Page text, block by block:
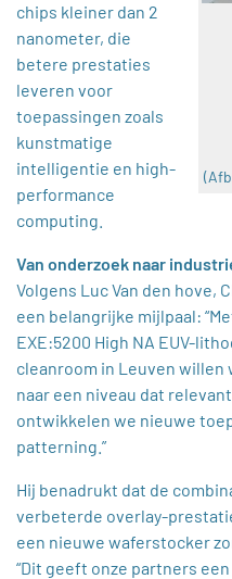
chips kleiner dan 2
nanometer, die
betere prestaties
leveren voor
toepassingen zoals
kunstmatige
intelligentie en high-
performance
computing.
Van onderzoek naar
Volgens Luc Van den hove,
een belangrijke mijlpaal:
EXE:5200 High NA EUV-
cleanroom in Leuven willen
naar een niveau dat
ontwikkelen we nieuwe
patterning.”
Hij benadrukt dat de
verbeterde overlay-
een nieuwe waferstocker
“Dit geeft onze partners